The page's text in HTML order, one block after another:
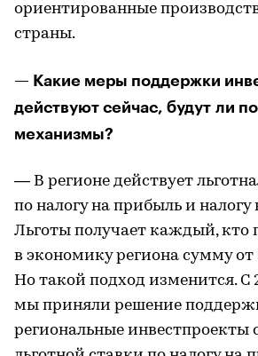
ориентированные
страны.
— Какие меры поддержки
действуют сейчас, будут ли
механизмы?
— В регионе действует
по налогу на прибыль и
Льготы получает каждый, кто
в экономику региона сумму
Но такой подход изменится. С
мы приняли решение
региональные инвестпроекты